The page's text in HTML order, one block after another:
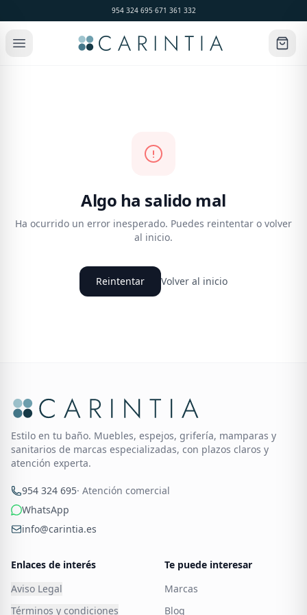
954 324 695·671 361 332
Algo ha salido mal
Ha ocurrido un error inesperado. Puedes reintentar o volver
al inicio.
Reintentar Volver al inicio
Estilo en tu baño. Muebles, espejos, grifería, mamparas y
sanitarios de marcas especializadas, con plazos claros y
atención experta.
954 324 695· Atención comercial
WhatsApp
info@carintia.es
Enlaces de interés
Aviso Legal
Términos y condiciones
Te puede interesar
Marcas
Blog